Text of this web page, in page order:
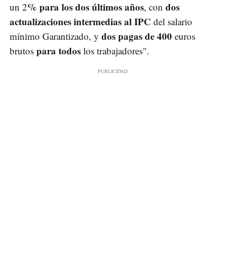
un 2% para los dos últimos años, con dos
actualizaciones intermedias al IPC del salario
mínimo Garantizado, y dos pagas de 400 euros
brutos para todos los trabajadores".